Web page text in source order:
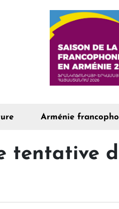
Arménie
tentative